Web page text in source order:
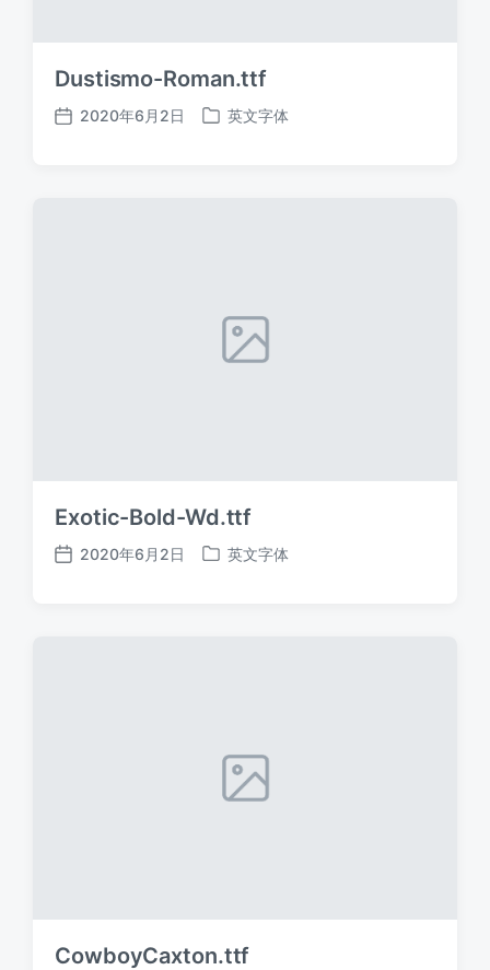
Dustismo-Roman.ttf
发
2020年6月2日
发
英文字体
Exotic-Bold-Wd.ttf
发
2020年6月2日
发
英文字体
CowboyCaxton.ttf